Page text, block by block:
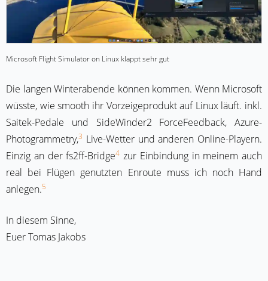
Microsoft Flight Simulator on Linux klappt sehr gut
Die langen Winterabende können kommen. Wenn Microsoft
wüsste, wie smooth ihr Vorzeigeprodukt auf Linux läuft. inkl.
Saitek-Pedale und SideWinder2 ForceFeedback, Azure-
Photogrammetry,3 Live-Wetter und anderen Online-Playern.
Einzig an der fs2ff-Bridge4 zur Einbindung in meinem auch
real bei Flügen genutzten Enroute muss ich noch Hand
anlegen.5
In diesem Sinne,
Euer Tomas Jakobs